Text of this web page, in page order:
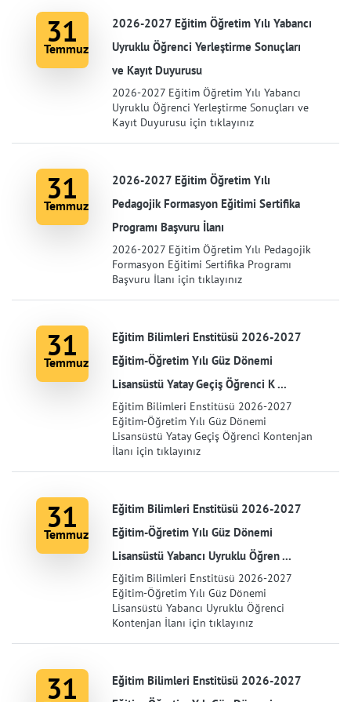
31
Temmuz
2026-2027 Eğitim Öğretim Yılı Yabancı
Uyruklu Öğrenci Yerleştirme Sonuçları
ve Kayıt Duyurusu
2026-2027 Eğitim Öğretim Yılı Yabancı
Uyruklu Öğrenci Yerleştirme Sonuçları ve
Kayıt Duyurusu için tıklayınız
31
Temmuz
2026-2027 Eğitim Öğretim Yılı
Pedagojik Formasyon Eğitimi Sertifika
Programı Başvuru İlanı
2026-2027 Eğitim Öğretim Yılı Pedagojik
Formasyon Eğitimi Sertifika Programı
Başvuru İlanı için tıklayınız
31
Temmuz
Eğitim Bilimleri Enstitüsü 2026-2027
Eğitim-Öğretim Yılı Güz Dönemi
Lisansüstü Yatay Geçiş Öğrenci K ...
Eğitim Bilimleri Enstitüsü 2026-2027
Eğitim-Öğretim Yılı Güz Dönemi
Lisansüstü Yatay Geçiş Öğrenci Kontenjan
İlanı için tıklayınız
31
Temmuz
Eğitim Bilimleri Enstitüsü 2026-2027
Eğitim-Öğretim Yılı Güz Dönemi
Lisansüstü Yabancı Uyruklu Öğren ...
Eğitim Bilimleri Enstitüsü 2026-2027
Eğitim-Öğretim Yılı Güz Dönemi
Lisansüstü Yabancı Uyruklu Öğrenci
Kontenjan İlanı için tıklayınız
31
Eğitim Bilimleri Enstitüsü 2026-2027